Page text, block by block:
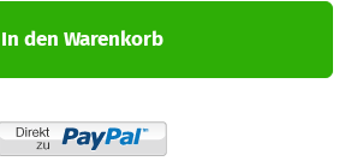
In den Warenkorb